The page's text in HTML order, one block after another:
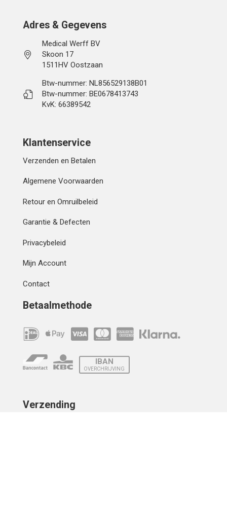
Adres & Gegevens
Medical Werff BV
Skoon 17
1511HV Oostzaan
Btw-nummer: NL856529138B01
Btw-nummer: BE0678413743
KvK: 66389542
Klantenservice
Verzenden en Betalen
Algemene Voorwaarden
Retour en Omruilbeleid
Garantie & Defecten
Privacybeleid
Mijn Account
Contact
Betaalmethode
IBAN
OVERCHRIJVING
Verzending